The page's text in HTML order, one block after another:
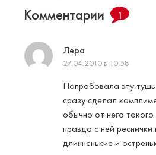
Комментарии 1
Лера
27.04.2010 в 10:58
Попробовала эту
сразу сделал
обычно от него
правда с ней реснички
длинненькие и